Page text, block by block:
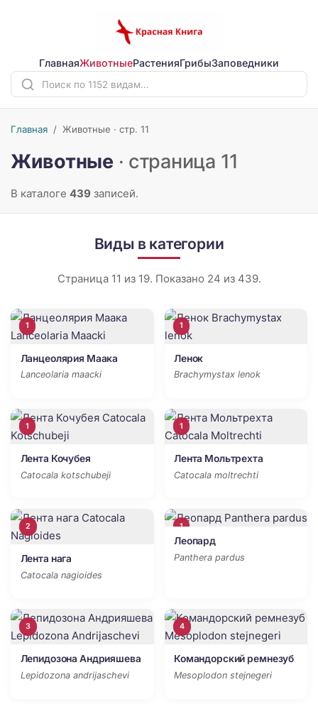
ГлавнаяЖивотныеРастенияГрибыЗаповедники
Главная / Животные · стр. 11
Животные · страница 11
В каталоге 439 записей.
Виды в категории
Страница 11 из 19. Показано 24 из 439.
1
Ланцеолярия Маака
Lanceolaria maacki
1
Ленок
Brachymystax lenok
1
Лента Кочубея
Catocala kotschubeji
1
Лента Мольтрехта
Catocala moltrechti
2
Лента нага
Catocala nagioides
1
Леопард
Panthera pardus
3
Лепидозона Андрияшева
Lepidozona andrijaschevi
4
Командорский ремнезуб
Mesoplodon stejnegeri